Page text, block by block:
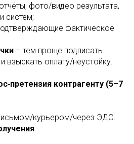
фото/видео результата,
систем;
фактическое
– тем проще подписать
взыскать оплату/неустойку.
контрагенту (5–7
курьером/через ЭДО.
.